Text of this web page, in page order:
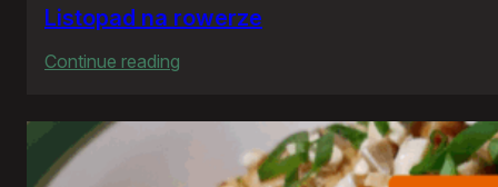
Listopad na rowerze
Continue reading
na
rowerze